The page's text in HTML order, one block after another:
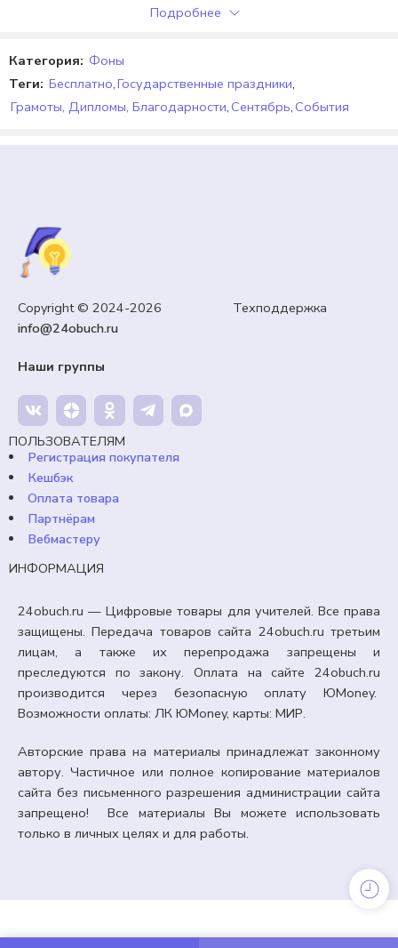
5 КЛАСС
Презентация «Введение в графику и черчение».
Технология 5 класс. Урок №5.
99,00 ₽Кешбэк:
Продавец:24obuch.ru
«Цифровой щит». Разговоры о важном «Цифровой
Подробнее
Категория: Фоны
Теги: Бесплатно,Государственные праздники,
Грамоты, Дипломы, Благодарности, Сентябрь, События
Copyright © 2024-2026 Техподдержка
info@24obuch.ru
Наши группы
ПОЛЬЗОВАТЕЛЯМ
Регистрация покупателя
Кешбэк
Оплата товара
Партнёрам
Вебмастеру
ИНФОРМАЦИЯ
24obuch.ru — Цифровые товары для учителей. Все права
защищены. Передача товаров сайта 24obuch.ru третьим
лицам, а также их перепродажа запрещены и
преследуются по закону. Оплата на сайте 24obuch.ru
производится через безопасную оплату ЮMoney.
Возможности оплаты: ЛК ЮMoney, карты: МИР.
Авторские права на материалы принадлежат законному
автору. Частичное или полное копирование материалов
сайта без письменного разрешения администрации сайта
запрещено! Все материалы Вы можете использовать
только в личных целях и для работы.